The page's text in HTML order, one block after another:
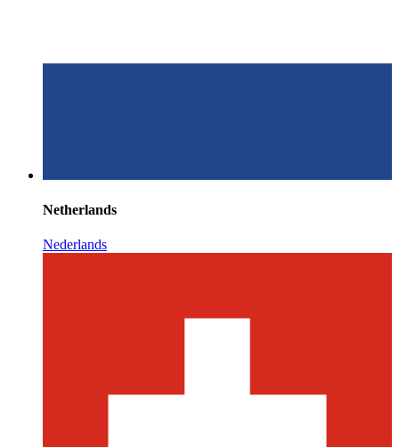
Netherlands
Nederlands